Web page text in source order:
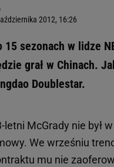
2012, 16:26
15 sezonach w lidze
grał w Chinach.
Doublestar.
letni McGrady nie był
We wrześniu
mu nie
badnie